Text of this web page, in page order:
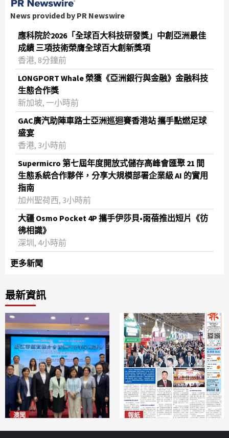
News provided by PR Newswire
應科院於2026「全球百大科技研發獎」中創亞洲最佳
成績 三項技術榮膺全球百大創新獎項
香港, 8分鐘前
LONGPORT Whale 榮獲《亞洲銀行與金融》金融科技
生態合作獎
新加坡, 一小時前
GAC廣汽助陣車路士亞洲巡迴賽香港站 攜手點燃足球
盛宴
香港, 3小時前
Supermicro 第七屆年度開放式儲存高峰會匯聚 21 間
生態系統合作夥伴，分享大規模部署企業級 AI 的實用
指南
加州聖荷西, 3小時前
大疆 Osmo Pocket 4P 攜手伊莎貝•雨蓓推出短片《彷
彿相識》
深圳, 4小時前
更多新聞
最新資訊
澳聞 報紙